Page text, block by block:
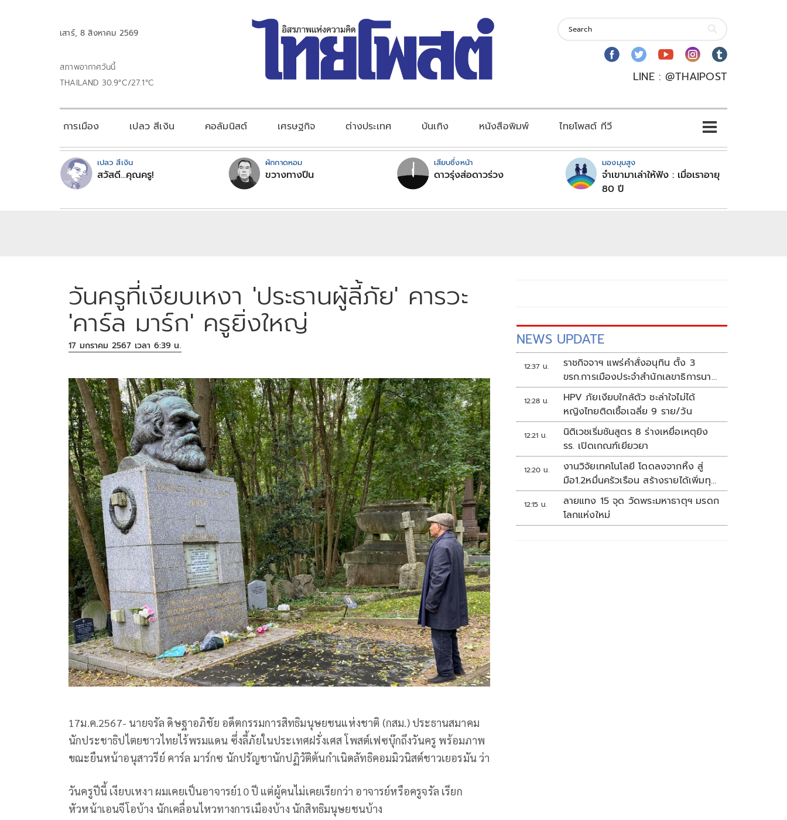
เสาร์, 8 สิงหาคม 2569
สภาพอากาศวันนี้
THAILAND 30.9°C/27.1°C
LINE : @THAIPOST
การเมือง เปลว สีเงิน คอลัมนิสต์ เศรษฐกิจ ต่างประเทศ บันเทิง หนังสือพิมพ์ ไทยโพสต์ ทีวี
เปลว สีเงิน
สวัสดี...คุณครู!
ผักกาดหอม
ขวางทางปืน
เสียบซึ่งหน้า
ดาวรุ่งส่อดาวร่วง
มองมุมสูง
จำเขามาเล่าให้ฟัง : เมื่อเราอายุ
80 ปี
วันครูที่เงียบเหงา 'ประธานผู้ลี้ภัย' คารวะ
'คาร์ล มาร์ก' ครูยิ่งใหญ่
17 มกราคม 2567 เวลา 6:39 น.
17ม.ค.2567- นายจรัล ดิษฐาอภิชัย อดีตกรรมการสิทธิมนุษยชนแห่งชาติ (กสม.) ประธานสมาคม
นักประชาธิปไตยชาวไทยไร้พรมแดน ซึ่งลี้ภัยในประเทศฝรั่งเศส โพสต์เฟซบุ๊กถึงวันครู พร้อมภาพ
ขณะยืนหน้าอนุสาวรีย์ คาร์ล มาร์กซ นักปรัญชานักปฏิวัติต้นกำเนิดลัทธิคอมมิวนิสต์ชาวเยอรมัน ว่า
วันครูปีนี้ เงียบเหงา ผมเคยเป็นอาจารย์10 ปี แต่ผู้คนไม่เคยเรียกว่า อาจารย์หรือครูจรัล เรียก
หัวหน้าเอนจีโอบ้าง นักเคลื่อนไหวทางการเมืองบ้าง นักสิทธิมนุษยชนบ้าง
NEWS UPDATE
12:37 น.
ราชกิจจาฯ แพร่คำสั่งอนุทิน ตั้ง 3
ขรก.การเมืองประจำสำนักเลขาธิการนา
ยกฯ
12:28 น.
HPV ภัยเงียบใกล้ตัว ชะล่าใจไม่ได้
หญิงไทยติดเชื้อเฉลี่ย 9 ราย/วัน
12:21 น.
นิติเวชเริ่มชันสูตร 8 ร่างเหยื่อเหตุยิง
รร. เปิดเกณฑ์เยียวยา
12:20 น.
งานวิจัยเทคโนโลยี โดดลงจากหิ้ง สู่
มือ1.2หมื่นครัวเรือน สร้างรายได้เพิ่มทุก
เดือน
12:15 น.
ลายแทง 15 จุด วัดพระมหาธาตุฯ มรดก
โลกแห่งใหม่